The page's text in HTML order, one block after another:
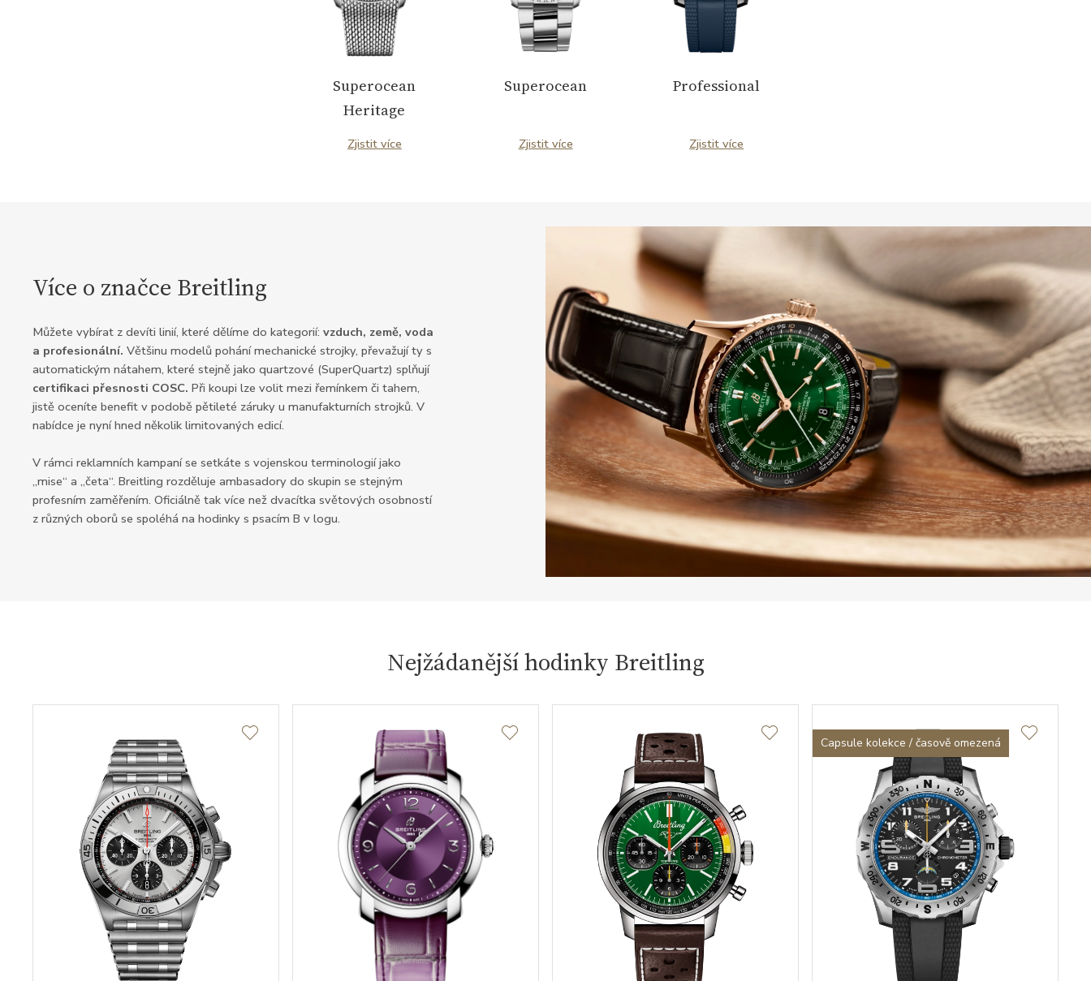
Superocean
Heritage
Zjistit více
Superocean
Zjistit více
Professional
Zjistit více
Více o značce Breitling
Můžete vybírat z devíti linií, které dělíme do kategorií: vzduch, země, voda
a profesionální. Většinu modelů pohání mechanické strojky, převažují ty s
automatickým nátahem, které stejně jako quartzové (SuperQuartz) splňují
certifikaci přesnosti COSC. Při koupi lze volit mezi řemínkem či tahem,
jistě oceníte benefit v podobě pětileté záruky u manufakturních strojků. V
nabídce je nyní hned několik limitovaných edicí.
V rámci reklamních kampaní se setkáte s vojenskou terminologií jako
„mise“ a „četa“. Breitling rozděluje ambasadory do skupin se stejným
profesním zaměřením. Oficiálně tak více než dvacítka světových osobností
z různých oborů se spoléhá na hodinky s psacím B v logu.
Nejžádanější hodinky Breitling
Capsule kolekce / časově omezená